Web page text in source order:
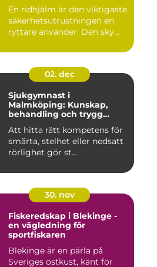
En ridhjälm är den viktigaste
säkerhetsutrustningen en
ryttare använder. Den sky...
02. dec
Sjukgymnast i
Malmköping: Kunskap,
behandling och trygg
Att hitta rätt kompetens för
smärta, stelhet eller nedsatt
rörlighet gör st...
30. nov
Fiskeredskap i Blekinge -
en vägledning för
sportfiskaren
Blekinge är en pärla på
Sveriges östkust, känt för